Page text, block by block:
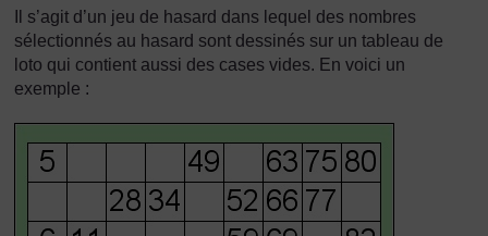
Il s’agit d’un jeu de hasard dans lequel des nombres
sélectionnés au hasard sont dessinés sur un tableau de
loto qui contient aussi des cases vides. En voici un
exemple :